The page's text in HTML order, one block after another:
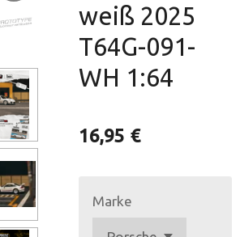
weiß 2025
T64G-091-
WH 1:64
16,95 €
Marke